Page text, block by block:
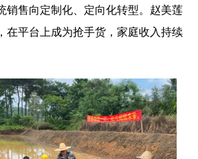
销售向定制化、定向化转型。赵美莲
在平台上成为抢手货，家庭收入持续